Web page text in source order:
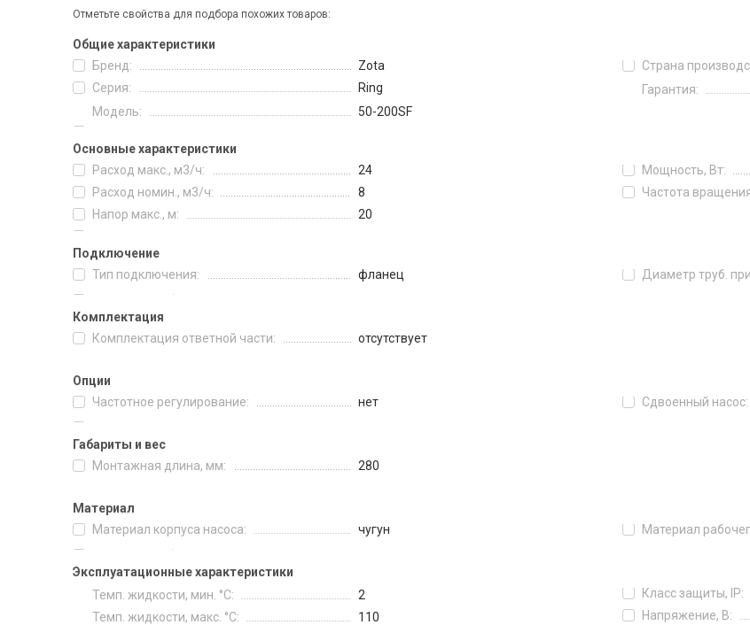
Отметьте свойства для подбора похожих товаров:
Общие характеристики
Бренд:
Zota
Серия:
Ring
Модель:
50-200SF
Страна
Гарантия:
Основные характеристики
Расход макс., м3/ч:
24
Расход номин., м3/ч:
8
Напор макс., м:
20
Мощность, Вт:
Частота
Подключение
Тип подключения:
фланец Диаметр труб.
Комплектация
Комплектация ответной части:
отсутствует
Опции
Частотное регулирование:
нет Сдвоенный насос:
Габариты и вес
Монтажная длина, мм:
280
Материал
Материал корпуса насоса:
чугун Материал
Эксплуатационные характеристики
Темп. жидкости, мин. °C:
2
Темп. жидкости, макс. °C:
110
Класс защиты, IP:
Напряжение, В: